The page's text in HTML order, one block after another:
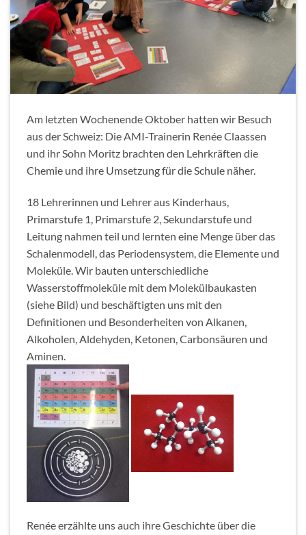
Am letzten Wochenende Oktober hatten wir Besuch
aus der Schweiz: Die AMI-Trainerin Renée Claassen
und ihr Sohn Moritz brachten den Lehrkräften die
Chemie und ihre Umsetzung für die Schule näher.
18 Lehrerinnen und Lehrer aus Kinderhaus,
Primarstufe 1, Primarstufe 2, Sekundarstufe und
Leitung nahmen teil und lernten eine Menge über das
Schalenmodell, das Periodensystem, die Elemente und
Moleküle. Wir bauten unterschiedliche
Wasserstoffmoleküle mit dem Molekülbaukasten
(siehe Bild) und beschäftigten uns mit den
Definitionen und Besonderheiten von Alkanen,
Alkoholen, Aldehyden, Ketonen, Carbonsäuren und
Aminen.
Renée erzählte uns auch ihre Geschichte über die